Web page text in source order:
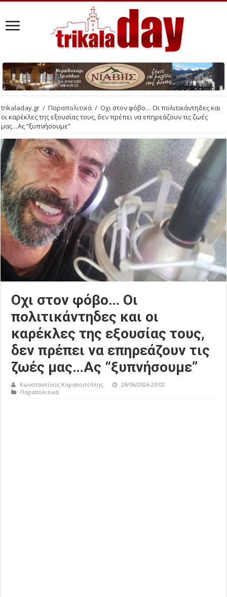
trikaladay.gr / Παραπολιτικά / Οχι στον φόβο… Οι πολιτικάντηδες και
οι καρέκλες της εξουσίας τους, δεν πρέπει να επηρεάζουν τις ζωές
μας…Ας “ξυπνήσουμε”
Οχι στον φόβο… Οι
πολιτικάντηδες και οι
καρέκλες της εξουσίας τους,
δεν πρέπει να επηρεάζουν τις
ζωές μας…Ας “ξυπνήσουμε”
Κωνσταντίνος Καραποστόλης
28/06/2026 20:02
Παραπολιτικά